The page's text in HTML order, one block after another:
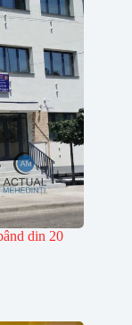
din 20